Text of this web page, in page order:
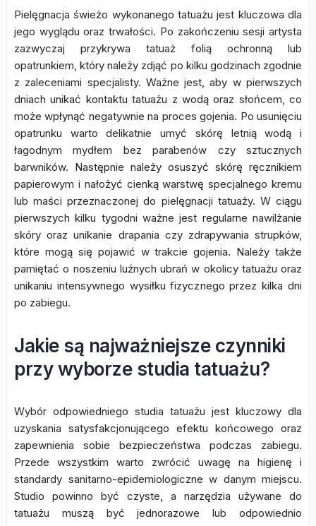
Pielęgnacja świeżo wykonanego tatuażu jest kluczowa dla
jego wyglądu oraz trwałości. Po zakończeniu sesji artysta
zazwyczaj przykrywa tatuaż folią ochronną lub
opatrunkiem, który należy zdjąć po kilku godzinach zgodnie
z zaleceniami specjalisty. Ważne jest, aby w pierwszych
dniach unikać kontaktu tatuażu z wodą oraz słońcem, co
może wpłynąć negatywnie na proces gojenia. Po usunięciu
opatrunku warto delikatnie umyć skórę letnią wodą i
łagodnym mydłem bez parabenów czy sztucznych
barwników. Następnie należy osuszyć skórę ręcznikiem
papierowym i nałożyć cienką warstwę specjalnego kremu
lub maści przeznaczonej do pielęgnacji tatuaży. W ciągu
pierwszych kilku tygodni ważne jest regularne nawilżanie
skóry oraz unikanie drapania czy zdrapywania strupków,
które mogą się pojawić w trakcie gojenia. Należy także
pamiętać o noszeniu luźnych ubrań w okolicy tatuażu oraz
unikaniu intensywnego wysiłku fizycznego przez kilka dni
po zabiegu.
Jakie są najważniejsze czynniki
przy wyborze studia tatuażu?
Wybór odpowiedniego studia tatuażu jest kluczowy dla
uzyskania satysfakcjonującego efektu końcowego oraz
zapewnienia sobie bezpieczeństwa podczas zabiegu.
Przede wszystkim warto zwrócić uwagę na higienę i
standardy sanitarno-epidemiologiczne w danym miejscu.
Studio powinno być czyste, a narzędzia używane do
tatuażu muszą być jednorazowe lub odpowiednio